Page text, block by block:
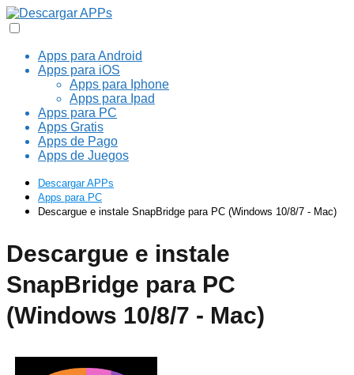
Apps para Android
Apps para iOS
Apps para Iphone
Apps para Ipad
Apps para PC
Apps Gratis
Apps de Pago
Apps de Juegos
Descargar APPs
Apps para PC
Descargue e instale SnapBridge para PC (Windows 10/8/7 - Mac)
Descargue e instale
SnapBridge para PC
(Windows 10/8/7 - Mac)